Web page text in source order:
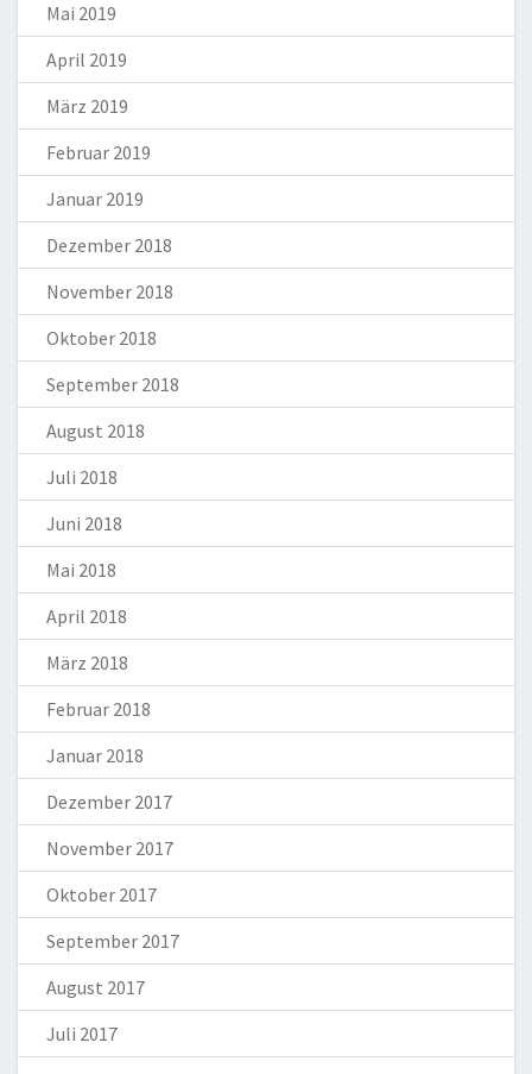
Mai 2019
April 2019
März 2019
Februar 2019
Januar 2019
Dezember 2018
November 2018
Oktober 2018
September 2018
August 2018
Juli 2018
Juni 2018
Mai 2018
April 2018
März 2018
Februar 2018
Januar 2018
Dezember 2017
November 2017
Oktober 2017
September 2017
August 2017
Juli 2017